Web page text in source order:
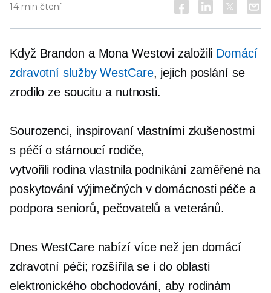
14 min čtení
Když Brandon a Mona Westovi založili Domácí
zdravotní služby WestCare, jejich poslání se
zrodilo ze soucitu a nutnosti.
Sourozenci, inspirovaní vlastními zkušenostmi
s péčí o stárnoucí rodiče,
vytvořili rodina vlastnilapodnikání zaměřené na
poskytování výjimečných v domácnostipéče a
podpora seniorů, pečovatelů a veteránů.
Dnes WestCare nabízí více než jen domácí
zdravotní péči; rozšířila se i do oblasti
elektronického obchodování, aby rodinám